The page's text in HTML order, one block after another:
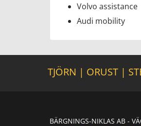
Volvo assistance
Audi mobility
TJÖRN | ORUST |
BÄRGNINGS-NIKLAS AB -